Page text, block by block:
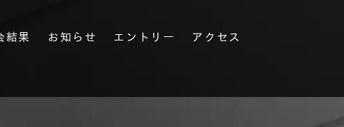
結果 お知らせ エントリー アクセス